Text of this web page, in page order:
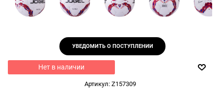
УВЕДОМИТЬ О ПОСТУПЛЕНИИ
Нет в наличии
Артикул: Z157309